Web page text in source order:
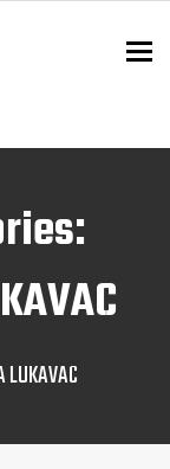
LUKAVAC